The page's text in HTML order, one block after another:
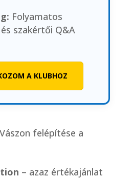
Folyamatos
szakértői Q&A
A KLUBHOZ
felépítése a
– azaz értékajánlat